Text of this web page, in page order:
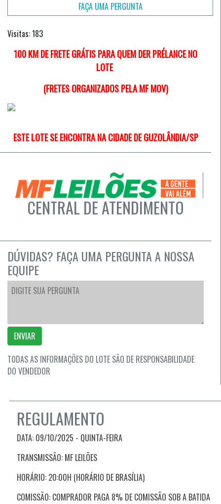
FAÇA UMA PERGUNTA
Visitas: 183
100 KM DE FRETE GRÁTIS PARA QUEM DER PRÉLANCE NO
LOTE
(FRETES ORGANIZADOS PELA MF MOV)
ESTE LOTE SE ENCONTRA NA CIDADE DE GUZOLÂNDIA/SP
CENTRAL DE ATENDIMENTO
DÚVIDAS? FAÇA UMA PERGUNTA A NOSSA
EQUIPE
ENVIAR
TODAS AS INFORMAÇÕES DO LOTE SÃO DE RESPONSABILIDADE
DO VENDEDOR
REGULAMENTO
DATA: 09/10/2025 - QUINTA-FEIRA
TRANSMISSÃO: MF LEILÕES
HORÁRIO: 20:00H (HORÁRIO DE BRASÍLIA)
COMISSÃO: COMPRADOR PAGA 8% DE COMISSÃO SOB A BATIDA